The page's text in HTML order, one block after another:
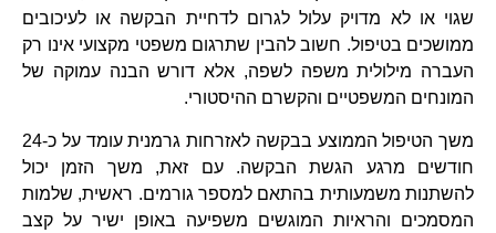
שגוי או לא מדויק עלול לגרום לדחיית הבקשה או לעיכובים
ממושכים בטיפול. חשוב להבין שתרגום משפטי מקצועי אינו רק
העברה מילולית משפה לשפה, אלא דורש הבנה עמוקה של
המונחים המשפטיים והקשרם ההיסטורי.
משך הטיפול הממוצע בבקשה לאזרחות גרמנית עומד על כ-24
חודשים מרגע הגשת הבקשה. עם זאת, משך הזמן יכול
להשתנות משמעותית בהתאם למספר גורמים. ראשית, שלמות
המסמכים והראיות המוגשים משפיעה באופן ישיר על קצב